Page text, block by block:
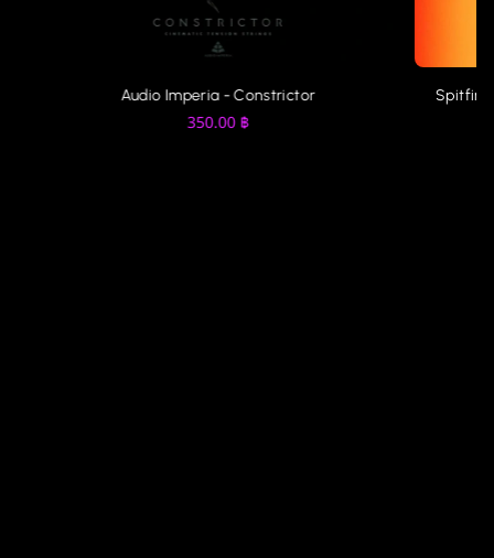
Audio Imperia - Constrictor
350.00 ฿
Spitfire